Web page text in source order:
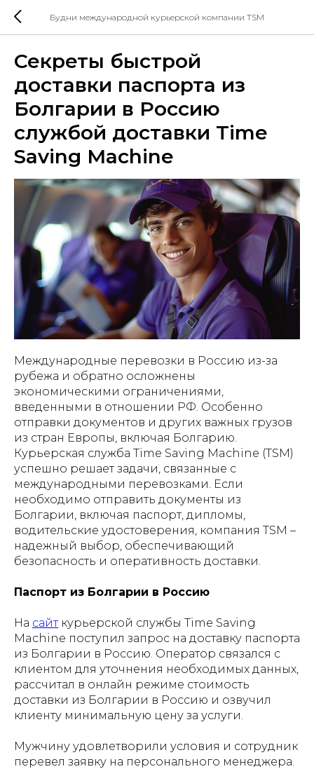
Будни международной курьерской компании TSM
Секреты быстрой
доставки паспорта из
Болгарии в Россию
службой доставки Time
Saving Machine
Международные перевозки в Россию из-за
рубежа и обратно осложнены
экономическими ограничениями,
введенными в отношении РФ. Особенно
отправки документов и других важных грузов
из стран Европы, включая Болгарию.
Курьерская служба Time Saving Machine (TSM)
успешно решает задачи, связанные с
международными перевозками. Если
необходимо отправить документы из
Болгарии, включая паспорт, дипломы,
водительские удостоверения, компания TSM –
надежный выбор, обеспечивающий
безопасность и оперативность доставки.
Паспорт из Болгарии в Россию
На сайткурьерской службы Time Saving
Machine поступил запрос на доставку паспорта
из Болгарии в Россию. Оператор связался с
клиентом для уточнения необходимых данных,
рассчитал в онлайн режиме стоимость
доставки из Болгарии в Россию и озвучил
клиенту минимальную цену за услуги.
Мужчину удовлетворили условия и сотрудник
перевел заявку на персонального менеджера.